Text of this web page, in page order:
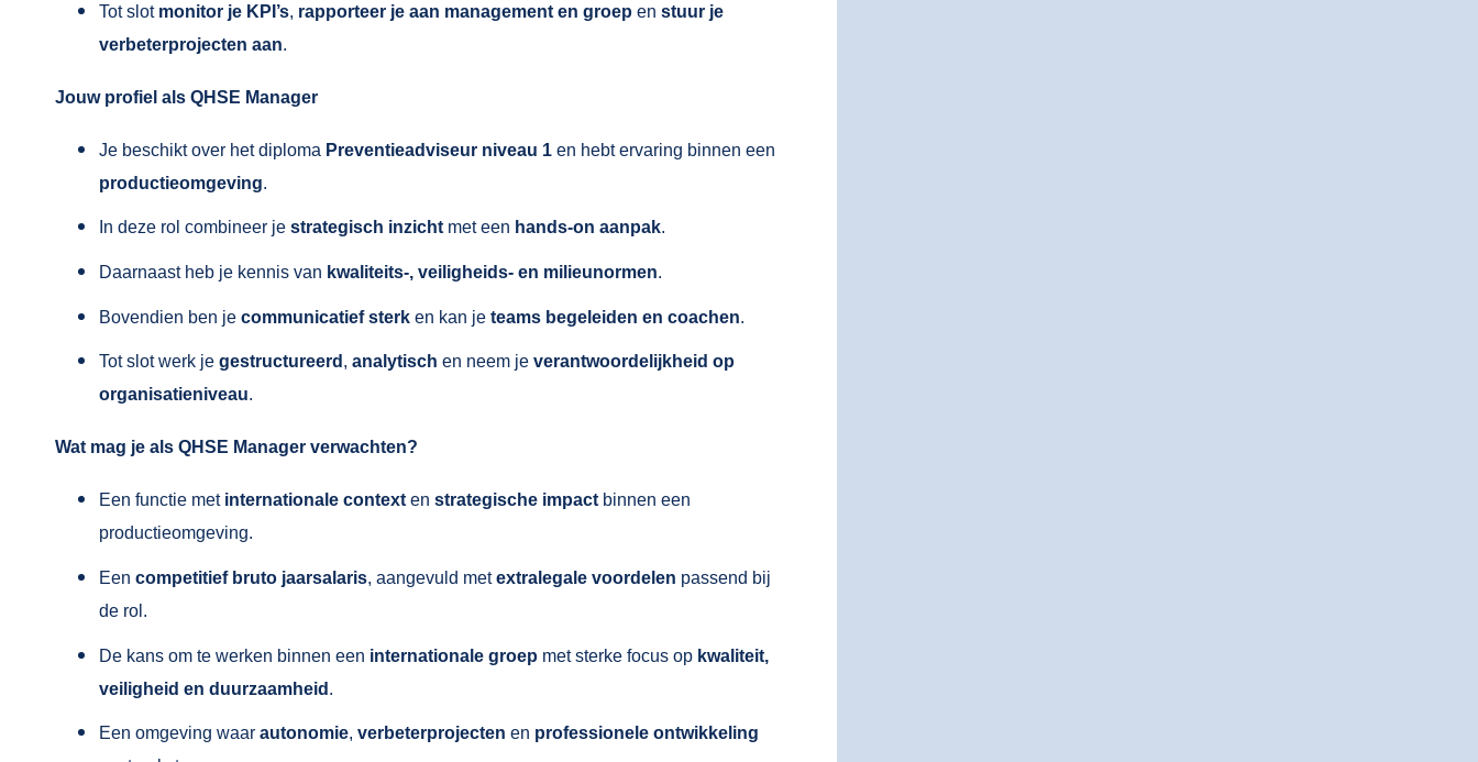
Tot slot monitor je KPI’s, rapporteer je aan management en groep en stuur je
verbeterprojecten aan.
Jouw profiel als QHSE Manager
Je beschikt over het diploma Preventieadviseur niveau 1 en hebt ervaring binnen een
productieomgeving.
In deze rol combineer je strategisch inzichtmet een hands-on aanpak.
Daarnaast heb je kennis van kwaliteits-, veiligheids- en milieunormen.
Bovendien ben je communicatief sterk en kan je teams begeleiden en coachen.
Tot slot werk je gestructureerd , analytisch en neem je verantwoordelijkheid op
organisatieniveau.
Wat mag je als QHSE Manager verwachten?
Een functie met internationale contexten strategische impactbinnen een
productieomgeving.
Een competitief bruto jaarsalaris, aangevuld metextralegale voordelen passend bij
de rol.
De kans om te werken binnen een internationale groep met sterke focus op kwaliteit,
veiligheid en duurzaamheid .
Een omgeving waar autonomie, verbeterprojecten en professionele ontwikkeling